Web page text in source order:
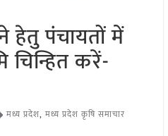
हेतु पंचायतों में
चिन्हित करें-
मध्य प्रदेश, मध्य प्रदेश कृषि समाचार